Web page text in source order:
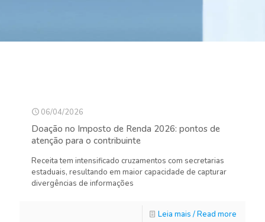
06/04/2026
Doação no Imposto de Renda 2026: pontos de
atenção para o contribuinte
Receita tem intensificado cruzamentos com secretarias
estaduais, resultando em maior capacidade de capturar
divergências de informações
Leia mais / Read more